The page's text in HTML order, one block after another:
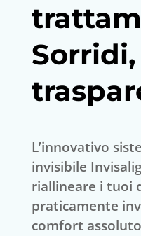
Sorridi,
L’innovativo
invisibile
riallineare i tuoi
praticamente
comfort